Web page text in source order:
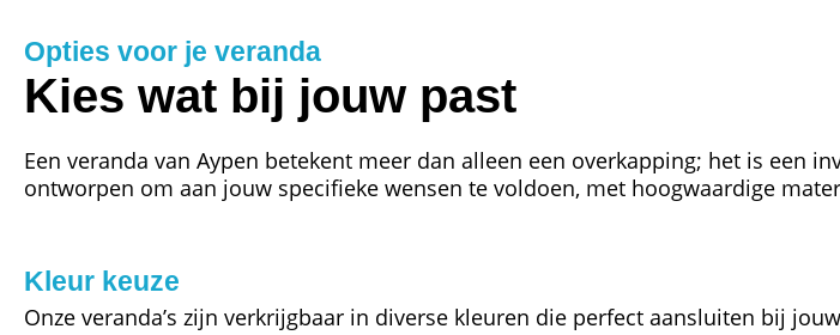
Opties voor je veranda
Kies wat bij jouw past
Een veranda van Aypen betekent meer dan alleen een overkapping; het is een
ontworpen om aan jouw specifieke wensen te voldoen, met hoogwaardige
Kleur keuze
Onze veranda’s zijn verkrijgbaar in diverse kleuren die perfect aansluiten bij